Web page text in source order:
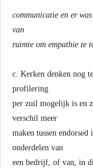
communicatie en er
van
ruimte om empathie te
c. Kerken denken nog
profilering
per zuil mogelijk is en
verschil meer
maken tussen
onderdelen van
een bedrijf, of van, in